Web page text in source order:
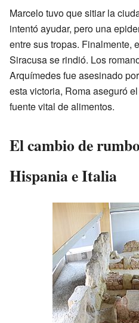
Marcelo tuvo que sitiar la
intentó ayudar, pero una
entre sus tropas. Finalmente,
Siracusa se rindió. Los
Arquímedes fue asesinado
esta victoria, Roma aseguró
fuente vital de alimentos.
El cambio de
Hispania e Italia